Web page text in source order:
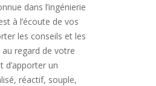
dans l’ingénierie
à l’écoute de vos
les conseils et les
regard de votre
un
réactif, souple,